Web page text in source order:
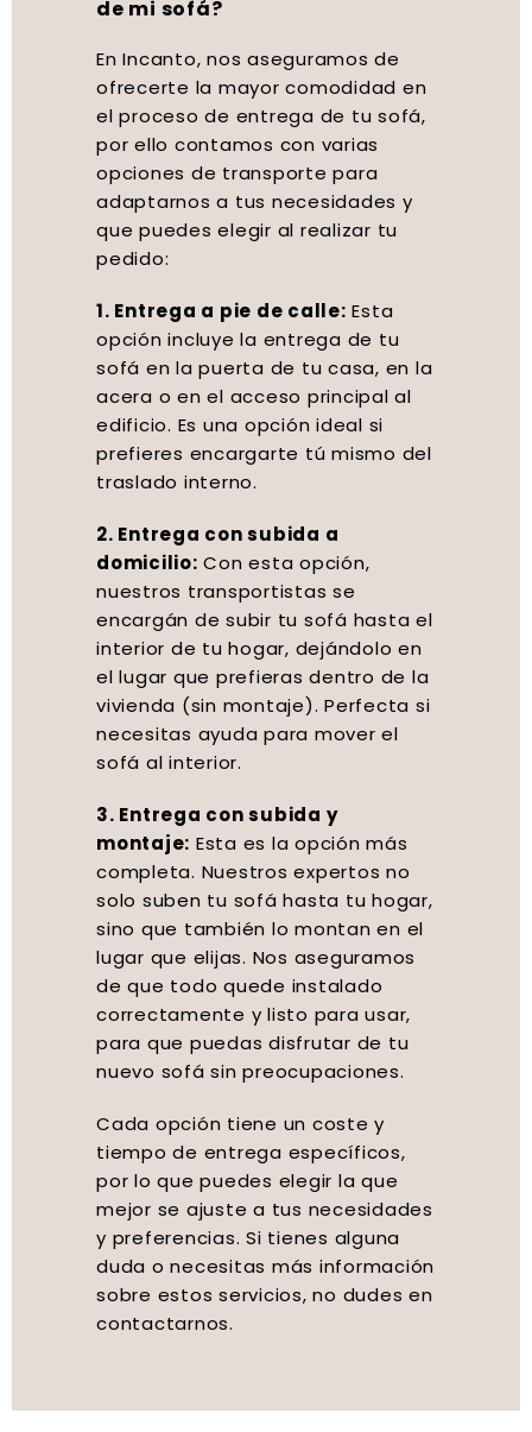
de mi sofá?
En Incanto, nos aseguramos de
ofrecerte la mayor comodidad en
el proceso de entrega de tu sofá,
por ello contamos con varias
opciones de transporte para
adaptarnos a tus necesidades y
que puedes elegir al realizar tu
pedido:
1. Entrega a pie de calle: Esta
opción incluye la entrega de tu
sofá en la puerta de tu casa, en la
acera o en el acceso principal al
edificio. Es una opción ideal si
prefieres encargarte tú mismo del
traslado interno.
2. Entrega con subida a
domicilio: Con esta opción,
nuestros transportistas se
encargán de subir tu sofá hasta el
interior de tu hogar, dejándolo en
el lugar que prefieras dentro de la
vivienda (sin montaje). Perfecta si
necesitas ayuda para mover el
sofá al interior.
3. Entrega con subida y
montaje: Esta es la opción más
completa. Nuestros expertos no
solo suben tu sofá hasta tu hogar,
sino que también lo montan en el
lugar que elijas. Nos aseguramos
de que todo quede instalado
correctamente y listo para usar,
para que puedas disfrutar de tu
nuevo sofá sin preocupaciones.
Cada opción tiene un coste y
tiempo de entrega específicos,
por lo que puedes elegir la que
mejor se ajuste a tus necesidades
y preferencias. Si tienes alguna
duda o necesitas más información
sobre estos servicios, no dudes en
contactarnos.